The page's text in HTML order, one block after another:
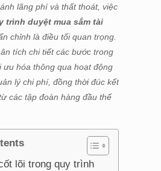
lãng phí và thất thoát, việc
trình duyệt mua sắm tài
chỉnh là điều tối quan trọng.
tích chi tiết các bước trong
ưu hóa thông qua hoạt động
lý chi phí, đồng thời đúc kết
các tập đoàn hàng đầu thế
lõi trong quy trình